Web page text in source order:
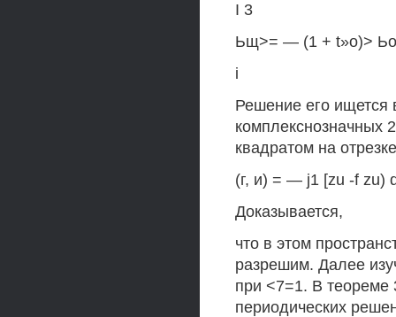
I 3
Ьщ>= — (1 + t»o)>
i
Решение его ищется
комплекснозначных
квадратом на
(г, и) = — j1 [zu -f zu)
Доказывается,
что в этом
разрешим. Далее
при <7=1. В теореме
периодических